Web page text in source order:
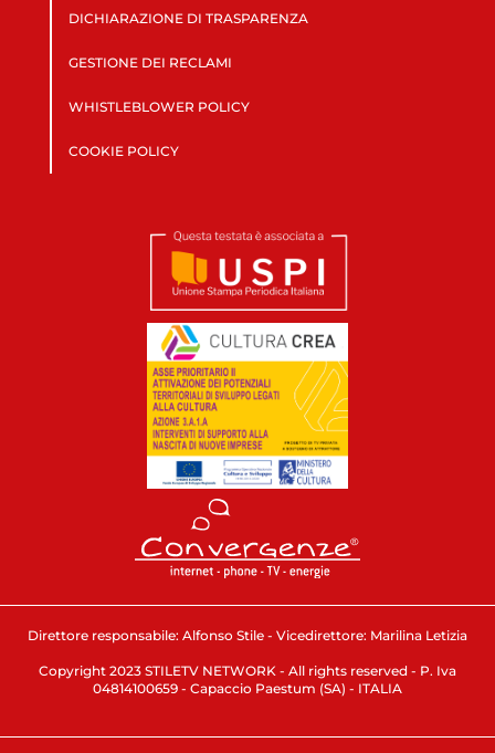
DICHIARAZIONE DI TRASPARENZA
GESTIONE DEI RECLAMI
WHISTLEBLOWER POLICY
COOKIE POLICY
Direttore responsabile: Alfonso Stile - Vicedirettore: Marilina Letizia
Copyright 2023 STILETV NETWORK - All rights reserved - P. Iva
04814100659 - Capaccio Paestum (SA) - ITALIA